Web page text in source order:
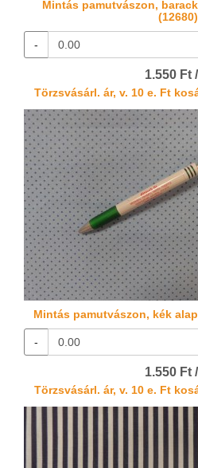
Mintás pamutvászon,
(12680)
-
1.550 Ft
Törzsvásárl. ár, v. 10 e. Ft
Mintás pamutvászon, kék
-
1.550 Ft
Törzsvásárl. ár, v. 10 e. Ft